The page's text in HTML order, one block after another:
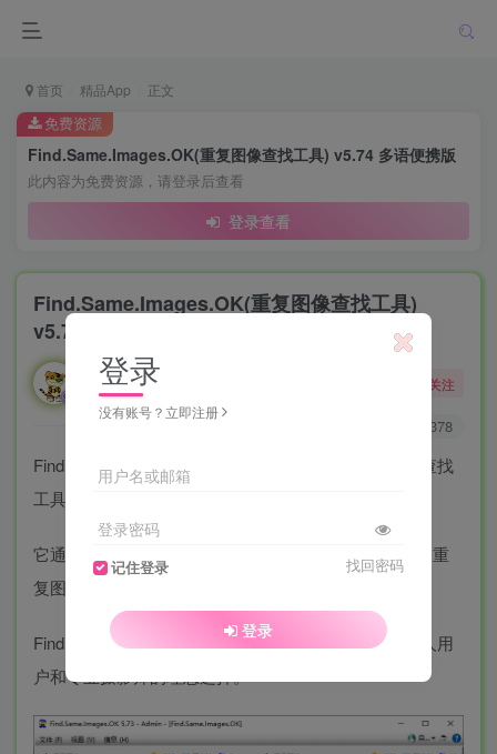
首页 精品App 正文
Find.Same.Images.OK(重复图像查找工具) v5.74 多语便携版
此内容为免费资源，请登录后查看
登录查看
免费资源
Find.Same.Images.OK(重复图像查找工具)
v5.74 多语便携版
勇敢的大野狼
酒醒只在花前坐，酒醉还来花下眠。
关注
2378
Find.Same.Images.OK 是一款高效且易于使用的图像查找
工具，专为帮助用户查找和删除重复图像而设计。
它通过先进的图像比对算法，快速扫描并识别硬盘上的重
复图像，帮助用户整理和管理图片库，节省存储空间。
Find.Same.Images.OK 的操作简单，结果清晰，是个人用
户和专业摄影师的理想选择。
登录
没有账号？立即注册
用户名或邮箱
登录密码
记住登录 找回密码
登录